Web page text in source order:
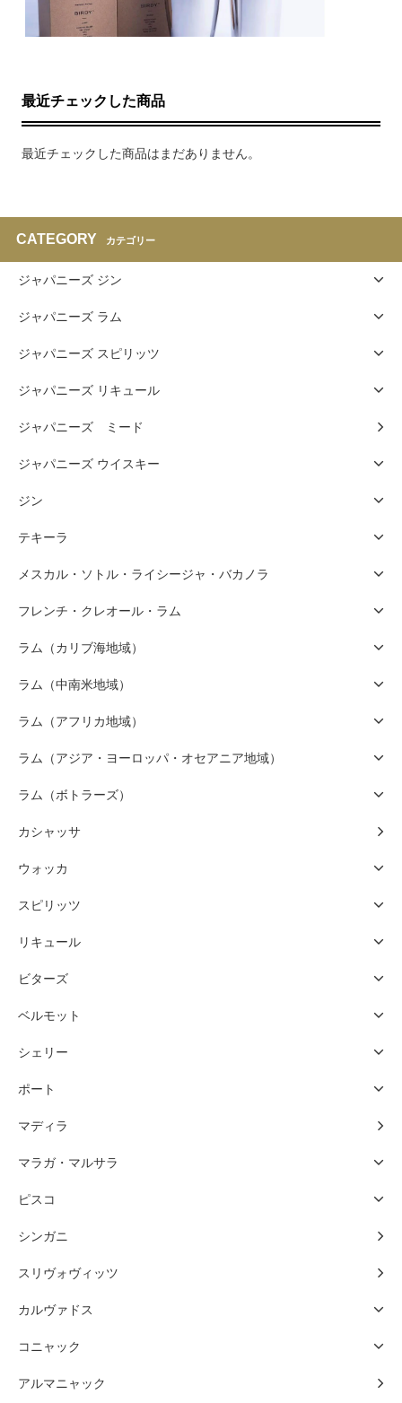
最近チェックした商品
最近チェックした商品はまだありません。
CATEGORY カテゴリー
ジャパニーズ ジン
ジャパニーズ ラム
ジャパニーズ スピリッツ
ジャパニーズ リキュール
ジャパニーズ ミード
ジャパニーズ ウイスキー
ジン
テキーラ
メスカル・ソトル・ライシージャ・バカノラ
フレンチ・クレオール・ラム
ラム（カリブ海地域）
ラム（中南米地域）
ラム（アフリカ地域）
ラム（アジア・ヨーロッパ・オセアニア地域）
ラム（ボトラーズ）
カシャッサ
ウォッカ
スピリッツ
リキュール
ビターズ
ベルモット
シェリー
ポート
マディラ
マラガ・マルサラ
ピスコ
シンガニ
スリヴォヴィッツ
カルヴァドス
コニャック
アルマニャック